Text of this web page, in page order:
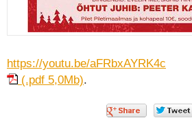
https://youtu.be/aFRbxAYRK4c
(.pdf 5,0Mb).